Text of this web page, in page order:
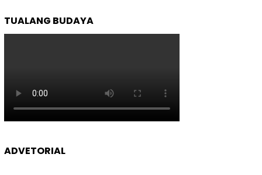
TUALANG BUDAYA
ADVETORIAL